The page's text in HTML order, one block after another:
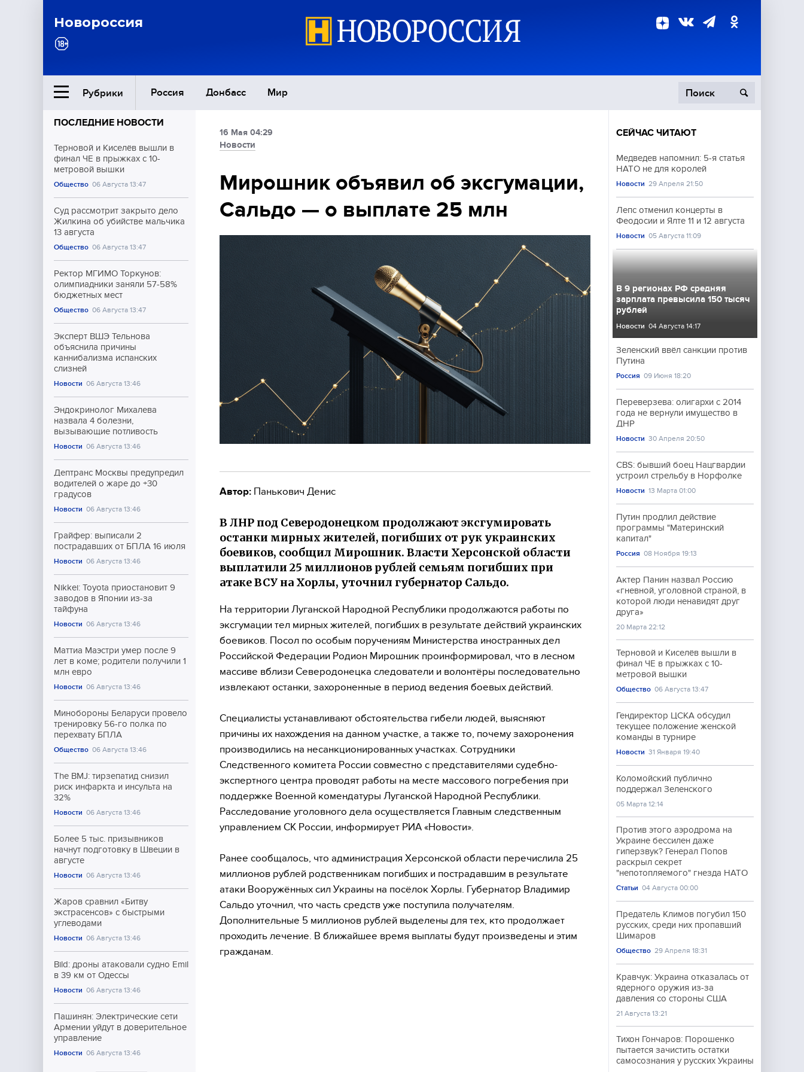
Новороссия
Рубрики Россия Донбасс Мир
Ближний Восток
Общество
Экономика
Происшествия
Культура
Спорт
ПОСЛЕДНИЕ НОВОСТИ
Терновой и Киселёв вышли в
финал ЧЕ в прыжках с 10-
метровой вышки
Общество 06 Августа 13:47
Суд рассмотрит закрыто дело
Жилкина об убийстве мальчика
13 августа
Общество 06 Августа 13:47
Ректор МГИМО Торкунов:
олимпиадники заняли 57-58%
бюджетных мест
Общество 06 Августа 13:47
Эксперт ВШЭ Тельнова
объяснила причины
каннибализма испанских
слизней
Новости 06 Августа 13:46
Эндокринолог Михалева
назвала 4 болезни,
вызывающие потливость
Новости 06 Августа 13:46
Дептранс Москвы предупредил
водителей о жаре до +30
градусов
Новости 06 Августа 13:46
Грайфер: выписали 2
пострадавших от БПЛА 16 июля
Новости 06 Августа 13:46
Nikkei: Toyota приостановит 9
заводов в Японии из-за
тайфуна
Новости 06 Августа 13:46
Маттиа Маэстри умер после 9
лет в коме; родители получили 1
млн евро
Новости 06 Августа 13:46
Минобороны Беларуси провело
тренировку 56-го полка по
перехвату БПЛА
Общество 06 Августа 13:46
The BMJ: тирзепатид снизил
риск инфаркта и инсульта на
32%
Новости 06 Августа 13:46
Более 5 тыс. призывников
начнут подготовку в Швеции в
августе
Новости 06 Августа 13:46
Жаров сравнил «Битву
экстрасенсов» с быстрыми
углеводами
Новости 06 Августа 13:46
Bild: дроны атаковали судно Emil
в 39 км от Одессы
Новости 06 Августа 13:46
Пашинян: Электрические сети
Армении уйдут в доверительное
управление
Новости 06 Августа 13:46
16 Мая 04:29
Новости
Мирошник объявил об эксгумации,
Сальдо — о выплате 25 млн
Автор: Панькович Денис
В ЛНР под Северодонецком продолжают эксгумировать
останки мирных жителей, погибших от рук украинских
боевиков, сообщил Мирошник. Власти Херсонской области
выплатили 25 миллионов рублей семьям погибших при
атаке ВСУ на Хорлы, уточнил губернатор Сальдо.
На территории Луганской Народной Республики продолжаются работы по
эксгумации тел мирных жителей, погибших в результате действий украинских
боевиков. Посол по особым поручениям Министерства иностранных дел
Российской Федерации Родион Мирошник проинформировал, что в лесном
массиве вблизи Северодонецка следователи и волонтёры последовательно
извлекают останки, захороненные в период ведения боевых действий.
Специалисты устанавливают обстоятельства гибели людей, выясняют
причины их нахождения на данном участке, а также то, почему захоронения
производились на несанкционированных участках. Сотрудники
Следственного комитета России совместно с представителями судебно-
экспертного центра проводят работы на месте массового погребения при
поддержке Военной комендатуры Луганской Народной Республики.
Расследование уголовного дела осуществляется Главным следственным
управлением СК России, информирует РИА «Новости».
Ранее сообщалось, что администрация Херсонской области перечислила 25
миллионов рублей родственникам погибших и пострадавшим в результате
атаки Вооружённых сил Украины на посёлок Хорлы. Губернатор Владимир
Сальдо уточнил, что часть средств уже поступила получателям.
Дополнительные 5 миллионов рублей выделены для тех, кто продолжает
проходить лечение. В ближайшее время выплаты будут произведены и этим
гражданам.
СЕЙЧАС ЧИТАЮТ
Медведев напомнил: 5-я статья
НАТО не для королей
Новости 29 Апреля 21:50
Лепс отменил концерты в
Феодосии и Ялте 11 и 12 августа
Новости 05 Августа 11:09
В 9 регионах РФ средняя
зарплата превысила 150 тысяч
рублей
Новости 04 Августа 14:17
Зеленский ввёл санкции против
Путина
Россия 09 Июня 18:20
Переверзева: олигархи с 2014
года не вернули имущество в
ДНР
Новости 30 Апреля 20:50
CBS: бывший боец Нацгвардии
устроил стрельбу в Норфолке
Новости 13 Марта 01:00
Путин продлил действие
программы "Материнский
капитал"
Россия 08 Ноября 19:13
Актер Панин назвал Россию
«гневной, уголовной страной, в
которой люди ненавидят друг
друга»
20 Марта 22:12
Терновой и Киселёв вышли в
финал ЧЕ в прыжках с 10-
метровой вышки
Общество 06 Августа 13:47
Гендиректор ЦСКА обсудил
текущее положение женской
команды в турнире
Новости 31 Января 19:40
Коломойский публично
поддержал Зеленского
05 Марта 12:14
Против этого аэродрома на
Украине бессилен даже
гиперзвук? Генерал Попов
раскрыл секрет
"непотопляемого" гнезда НАТО
Статьи 04 Августа 00:00
Предатель Климов погубил 150
русских, среди них пропавший
Шимаров
Общество 29 Апреля 18:31
Кравчук: Украина отказалась от
ядерного оружия из-за
давления со стороны США
21 Августа 13:21
Тихон Гончаров: Порошенко
пытается зачистить остатки
самосознания у русских Украины